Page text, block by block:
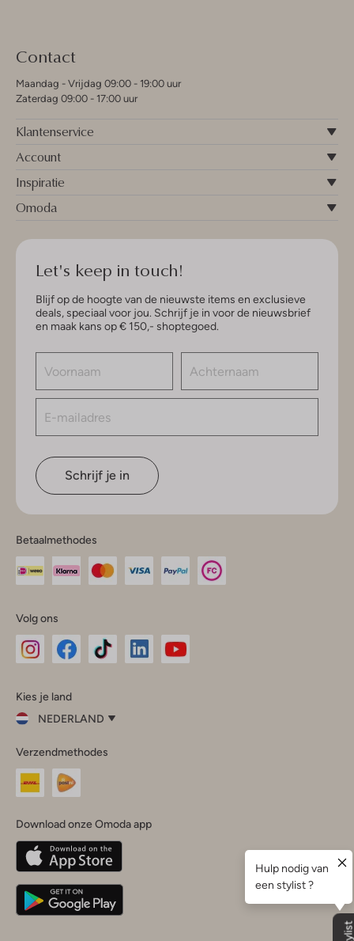
Contact
Maandag - Vrijdag 09:00 - 19:00 uur
Zaterdag 09:00 - 17:00 uur
Klantenservice
Account
Inspiratie
Omoda
Let's keep in touch!
Blijf op de hoogte van de nieuwste items en exclusieve
deals, speciaal voor jou. Schrijf je in voor de nieuwsbrief
en maak kans op € 150,- shoptegoed.
Schrijf je in
Betaalmethodes
Volg ons
InstagramFacebook
Kies je land
NEDERLAND
je
land
Nederland
Belgique(Français)
Deutschland
Verzendmethodes
Download onze Omoda app